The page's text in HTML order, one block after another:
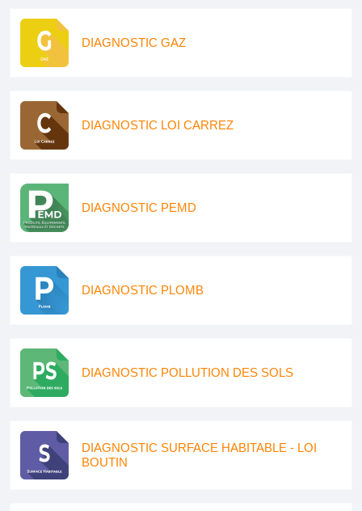
DIAGNOSTIC GAZ
DIAGNOSTIC LOI CARREZ
DIAGNOSTIC PEMD
DIAGNOSTIC PLOMB
DIAGNOSTIC POLLUTION DES SOLS
DIAGNOSTIC SURFACE HABITABLE - LOI
BOUTIN